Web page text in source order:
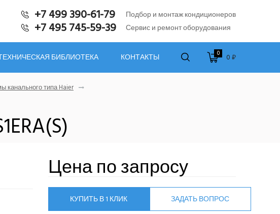
+7 499 390-61-79 Подбор и монтаж кондиционеров
+7 495 745-59-39 Сервис и ремонт оборудования
БИБЛИОТЕКА КОНТАКТЫ 0 0 ₽
канального типа Haier
Цена по запросу
КУПИТЬ В 1 КЛИК ЗАДАТЬ ВОПРОС